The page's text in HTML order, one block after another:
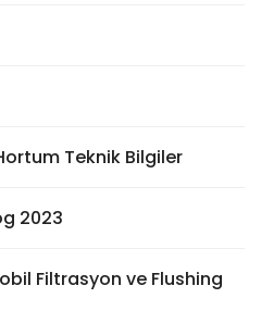
Teknik Bilgiler
2023
Filtrasyon ve Flushing